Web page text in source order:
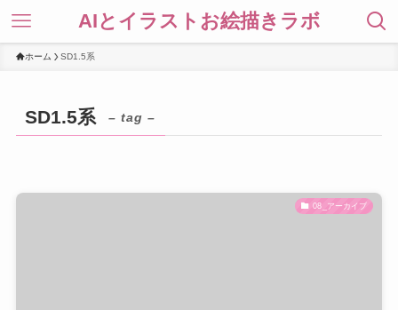
AIとイラストお絵描きラボ
ホーム SD1.5系
SD1.5系 – tag –
08_アーカイブ